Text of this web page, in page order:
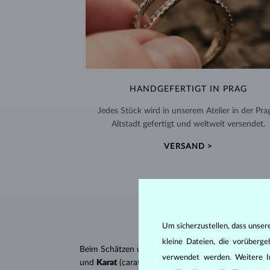
HANDGEFERTIGT IN PRAG
Jedes Stück wird in unserem Atelier in der
Altstadt gefertigt und weltweit versendet.
VERSAND >
Beim Schätzen und Zertifizieren von
und
Karat (carat). All diese Eigenschaften haben
Um sicherzustellen, dass
kleine Dateien, die
verwendet werden. Weitere